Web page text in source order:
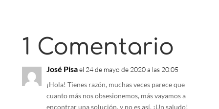
1 Comentario
José Pisael 24 de mayo de 2020 a las 20:05
¡Hola! Tienes razón, muchas veces parece que
cuanto más nos obsesionemos, más vayamos a
encontrar una solución, y no es así. ¡Un saludo!